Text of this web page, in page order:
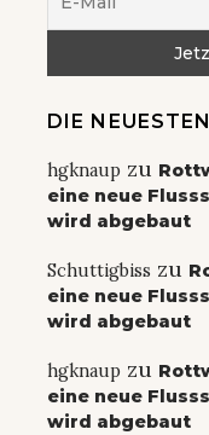
DIE
hgknaup zu
eine neue
wird abgebaut
Schuttigbiss zu
eine neue
wird abgebaut
hgknaup zu
eine neue
wird abgebaut